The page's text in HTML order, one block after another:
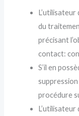
du
précisant
contact:
S’il en
procédure